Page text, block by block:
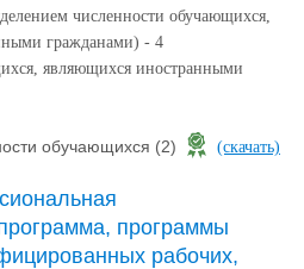
численности обучающихся,
гражданами) - 4
являющихся иностранными
обучающихся (2) (скачать)
программы
рабочих,